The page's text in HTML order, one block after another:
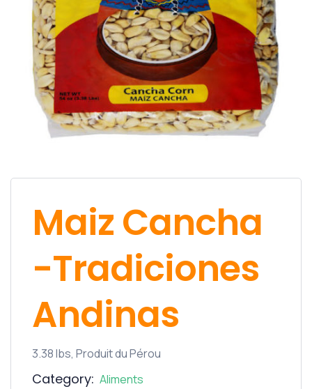
Maiz Cancha
-Tradiciones
Andinas
3.38 lbs, Produit du Pérou
Category: Aliments